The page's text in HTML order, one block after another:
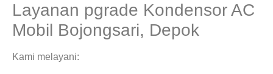
Layanan pgrade Kondensor AC
Mobil Bojongsari, Depok
Kami melayani: